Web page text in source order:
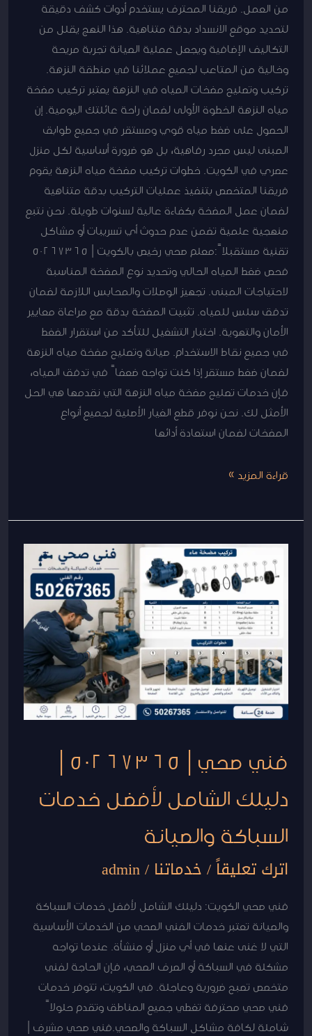
من العمل. فريقنا المحترف يستخدم أدوات كشف دقيقة
لتحديد موقع الانسداد بدقة متناهية. هذا النهج يقلل من
التكاليف الإضافية ويجعل عملية الصيانة تجربة مريحة
وخالية من المتاعب لجميع عملائنا في منطقة النزهة.
تركيب وتصليح مضخات المياه في النزهة يعتبر تركيب مضخة
مياه النزهة الخطوة الأولى لضمان راحة عائلتك اليومية. إن
الحصول على ضغط مياه قوي ومستقر في جميع طوابق
المبنى ليس مجرد رفاهية، بل هو ضرورة أساسية لكل منزل
عصري في الكويت. خطوات تركيب مضخة مياه النزهة يقوم
فريقنا المتخصص بتنفيذ عمليات التركيب بدقة متناهية
لضمان عمل المضخة بكفاءة عالية لسنوات طويلة. نحن نتبع
منهجية علمية تضمن عدم حدوث أي تسريبات أو مشاكل
تقنية مستقبلاً:معلم صحي رخيص بالكويت | 50267365
فحص ضغط المياه الحالي وتحديد نوع المضخة المناسبة
لاحتياجات المبنى. تجهيز الوصلات والمحابس اللازمة لضمان
تدفق سلس للمياه. تثبيت المضخة بدقة مع مراعاة معايير
الأمان والتهوية. اختبار التشغيل للتأكد من استقرار الضغط
في جميع نقاط الاستخدام. صيانة وتصليح مضخة مياه النزهة
لضمان ضغط مستقر إذا كنت تواجه ضعفاً في تدفق المياه،
فإن خدمات تصليح مضخة مياه النزهة التي نقدمها هي الحل
الأمثل لك. نحن نوفر قطع الغيار الأصلية لجميع أنواع
المضخات لضمان استعادة أدائها
قراءة المزيد »
دليلك الشامل لأفضل خدمات
السباكة والصيانة
اترك تعليقاً/خدماتنا /
admin
فني صحي الكويت: دليلك الشامل لأفضل خدمات السباكة
والصيانة تعتبر خدمات الفني الصحي من الخدمات الأساسية
التي لا غنى عنها في أي منزل أو منشأة. عندما تواجه
مشكلة في السباكة أو الصرف الصحي، فإن الحاجة لفني
متخصص تصبح ضرورية وعاجلة. في الكويت، تتوفر خدمات
فني صحي محترفة تغطي جميع المناطق وتقدم حلولاً
شاملة لكافة مشاكل السباكة والصحي.فني صحي مشرف |
صحي
50267365
دليلك
الشامل
لأفضل
خدمات
والصيانة